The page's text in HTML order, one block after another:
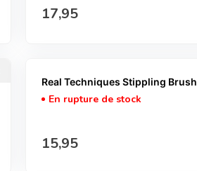
Prix normal
17,95
Real Techniques Stippling Brush
En rupture de stock
Prix normal
15,95